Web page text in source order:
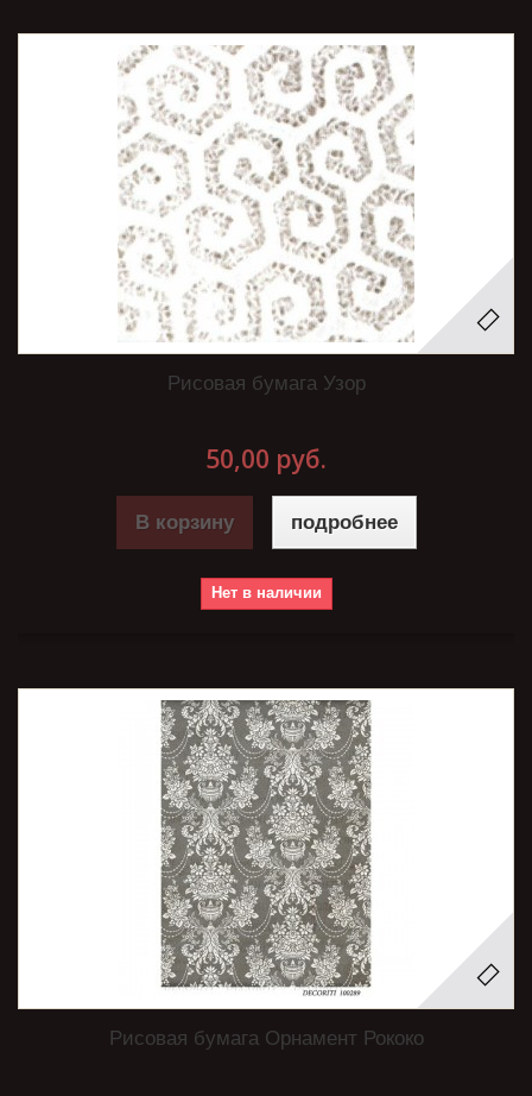
Рисовая бумага Узор
50,00 руб.
В корзину подробнее
Нет в наличии
Рисовая бумага Орнамент Рококо